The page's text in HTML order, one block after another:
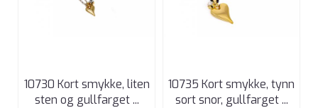
10730 Kort smykke, liten
sten og gullfarget ...
10735 Kort smykke, tynn
sort snor, gullfarget ...